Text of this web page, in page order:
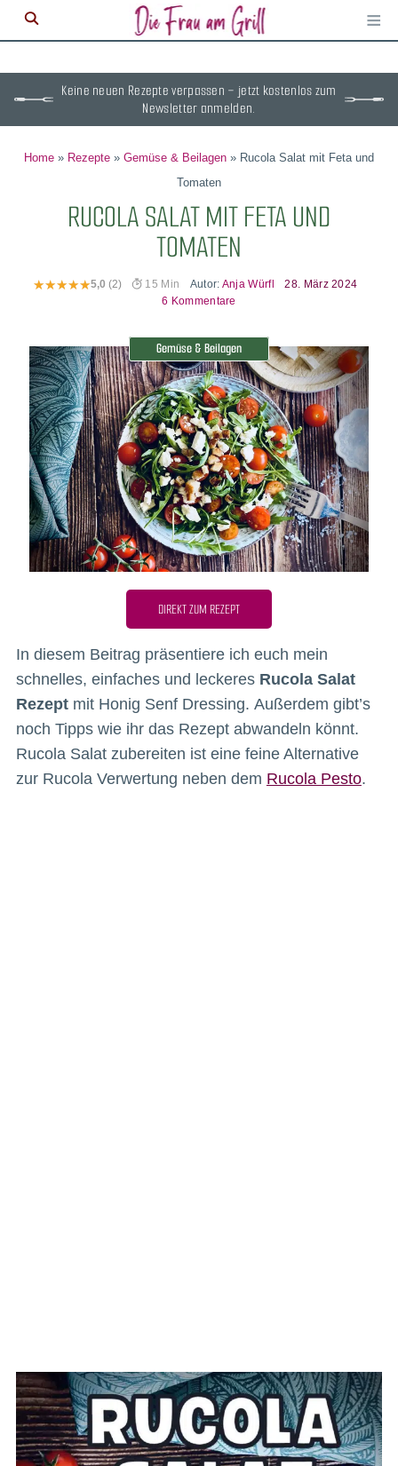
≡
Keine neuen Rezepte verpassen – jetzt kostenlos zum
Newsletter anmelden.
Home » Rezepte » Gemüse & Beilagen » Rucola Salat mit Feta und
Tomaten
RUCOLA SALAT MIT FETA UND
TOMATEN
5,0 (2) 15 Min Autor: Anja Würfl
28. März 2024
6 Kommentare
Gemüse & Beilagen
DIREKT ZUM REZEPT
In diesem Beitrag präsentiere ich euch mein
schnelles, einfaches und leckeres Rucola Salat
Rezeptmit Honig Senf Dressing. Außerdem gibt’s
noch Tipps wie ihr das Rezept abwandeln könnt.
Rucola Salat zubereiten ist eine feine Alternative
zur Rucola Verwertung neben dem Rucola Pesto.